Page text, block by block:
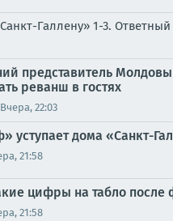
Галлену» 1-3.
представитель
реванш в гостях
Вчера, 22:03
уступает дома «Санкт-
21:58
цифры на табло после
21:58